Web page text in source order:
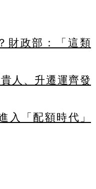
財政部：「這類
人、升遷運齊發
入「配額時代」